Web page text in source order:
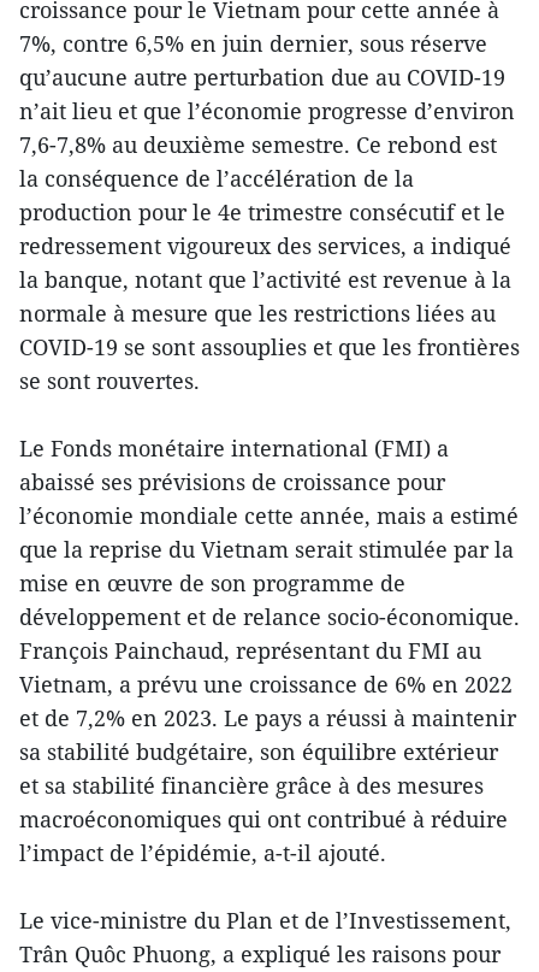
croissance pour le Vietnam pour cette année à
7%, contre 6,5% en juin dernier, sous réserve
qu’aucune autre perturbation due au COVID-19
n’ait lieu et que l’économie progresse d’environ
7,6-7,8% au deuxième semestre. Ce rebond est
la conséquence de l’accélération de la
production pour le 4e trimestre consécutif et le
redressement vigoureux des services, a indiqué
la banque, notant que l’activité est revenue à la
normale à mesure que les restrictions liées au
COVID-19 se sont assouplies et que les frontières
se sont rouvertes.
Le Fonds monétaire international (FMI) a
abaissé ses prévisions de croissance pour
l’économie mondiale cette année, mais a estimé
que la reprise du Vietnam serait stimulée par la
mise en œuvre de son programme de
développement et de relance socio-économique.
François Painchaud, représentant du FMI au
Vietnam, a prévu une croissance de 6% en 2022
et de 7,2% en 2023. Le pays a réussi à maintenir
sa stabilité budgétaire, son équilibre extérieur
et sa stabilité financière grâce à des mesures
macroéconomiques qui ont contribué à réduire
l’impact de l’épidémie, a-t-il ajouté.
Le vice-ministre du Plan et de l’Investissement,
Trân Quôc Phuong, a expliqué les raisons pour